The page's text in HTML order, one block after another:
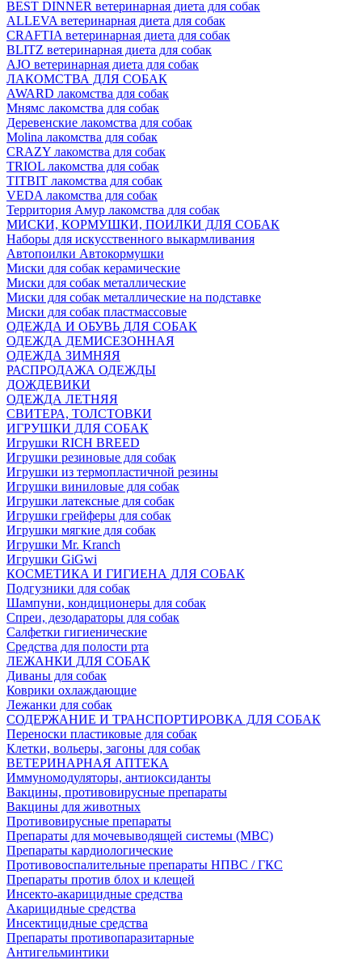
BEST DINNER ветеринарная диета для собак
ALLEVA ветеринарная диета для собак
CRAFTIA ветеринарная диета для собак
BLITZ ветеринарная диета для собак
AJO ветеринарная диета для собак
ЛАКОМСТВА ДЛЯ СОБАК
AWARD лакомства для собак
Мнямс лакомства для собак
Деревенские лакомства для собак
Molina лакомства для собак
CRAZY лакомства для собак
TRIOL лакомства для собак
TITBIT лакомства для собак
VEDA лакомства для собак
Территория Амур лакомства для собак
МИСКИ, КОРМУШКИ, ПОИЛКИ ДЛЯ СОБАК
Наборы для искусственного выкармливания
Автопоилки Автокормушки
Миски для собак керамические
Миски для собак металлические
Миски для собак металлические на подставке
Миски для собак пластмассовые
ОДЕЖДА И ОБУВЬ ДЛЯ СОБАК
ОДЕЖДА ДЕМИСЕЗОННАЯ
ОДЕЖДА ЗИМНЯЯ
РАСПРОДАЖА ОДЕЖДЫ
ДОЖДЕВИКИ
ОДЕЖДА ЛЕТНЯЯ
СВИТЕРА, ТОЛСТОВКИ
ИГРУШКИ ДЛЯ СОБАК
Игрушки RICH BREED
Игрушки резиновые для собак
Игрушки из термопластичной резины
Игрушки виниловые для собак
Игрушки латексные для собак
Игрушки грейферы для собак
Игрушки мягкие для собак
Игрушки Mr. Kranch
Игрушки GiGwi
КОСМЕТИКА И ГИГИЕНА ДЛЯ СОБАК
Подгузники для собак
Шампуни, кондиционеры для собак
Спреи, дезодараторы для собак
Салфетки гигиенические
Средства для полости рта
ЛЕЖАНКИ ДЛЯ СОБАК
Диваны для собак
Коврики охлаждающие
Лежанки для собак
СОДЕРЖАНИЕ И ТРАНСПОРТИРОВКА ДЛЯ СОБАК
Переноски пластиковые для собак
Клетки, вольеры, загоны для собак
ВЕТЕРИНАРНАЯ АПТЕКА
Иммуномодуляторы, антиоксиданты
Вакцины, противовирусные препараты
Вакцины для животных
Противовирусные препараты
Препараты для мочевыводящей системы (МВС)
Препараты кардиологические
Противовоспалительные препараты НПВС / ГКС
Препараты против блох и клещей
Инсекто-акарицидные средства
Акарицидные средства
Инсектицидные средства
Препараты противопаразитарные
Антигельминтики